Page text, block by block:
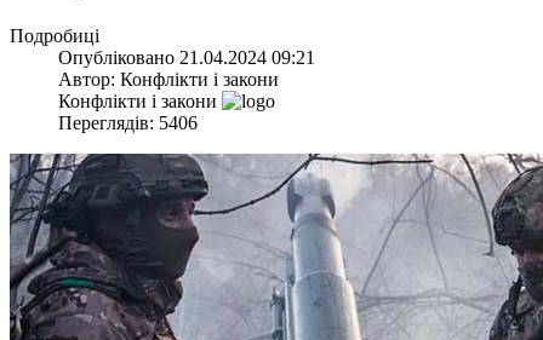
Подробиці
Опубліковано 21.04.2024 09:21
Автор: Конфлікти і закони
Конфлікти і закони
Переглядів: 5406